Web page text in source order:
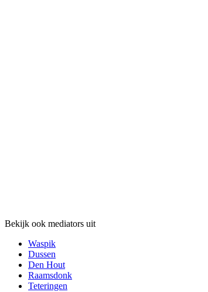
Bekijk ook mediators uit
Waspik
Dussen
Den Hout
Raamsdonk
Teteringen